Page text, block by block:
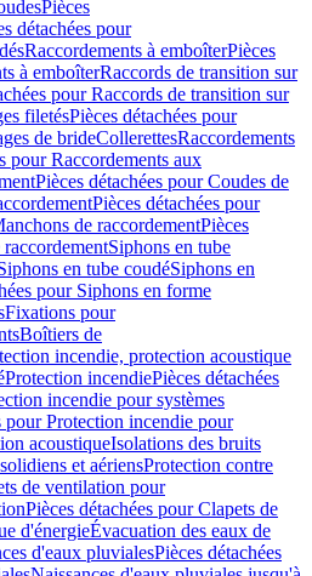
Pièces
détachées pour
Raccordements à emboîterPièces
à emboîterRaccords de transition sur
pour Raccords de transition sur
filetésPièces détachées pour
de brideCollerettesRaccordements
pour Raccordements aux
Pièces détachées pour Coudes de
Pièces détachées pour
de raccordementPièces
Siphons en tube
en tube coudéSiphons en
pour Siphons en forme
Fixations pour
Boîtiers de
incendie, protection acoustique
Protection incendiePièces détachées
incendie pour systèmes
pour Protection incendie pour
acoustiqueIsolations des bruits
et aériensProtection contre
de ventilation pour
Pièces détachées pour Clapets de
d'énergieÉvacuation des eaux de
d'eaux pluvialesPièces détachées